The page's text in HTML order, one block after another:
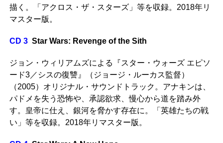
描く。「アクロス・ザ・スターズ」等を収録。2018年リ
マスター版。
CD 3Star Wars: Revenge of the Sith
ジョン・ウィリアムズによる『スター・ウォーズ エピソ
ード3／シスの復讐』（ジョージ・ルーカス監督）
（2005）オリジナル・サウンドトラック。アナキンは、
パドメを失う恐怖や、承認欲求、慢心から道を踏み外
す。皇帝に仕え、銀河を脅かす存在に。「英雄たちの戦
い」等を収録。2018年リマスター版。